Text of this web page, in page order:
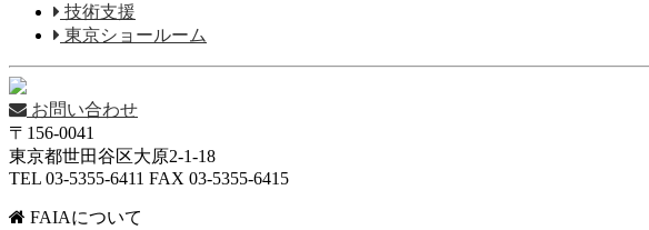
技術支援
東京ショールーム
お問い合わせ
〒156-0041
東京都世田谷区大原2-1-18
TEL 03-5355-6411 FAX 03-5355-6415
FAIAについて